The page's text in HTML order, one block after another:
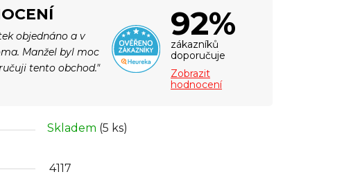
objednáno a v
Manžel byl moc
tento obchod."
92%
zákazníků
doporučuje
Zobrazit
hodnocení
Skladem (5 ks)
4117